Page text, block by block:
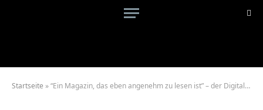
Startseite »“Ein Magazin, das eben angenehm zu lesen ist” – der Digitale Chronist über die aktuelle Ausgabe von COMPACT